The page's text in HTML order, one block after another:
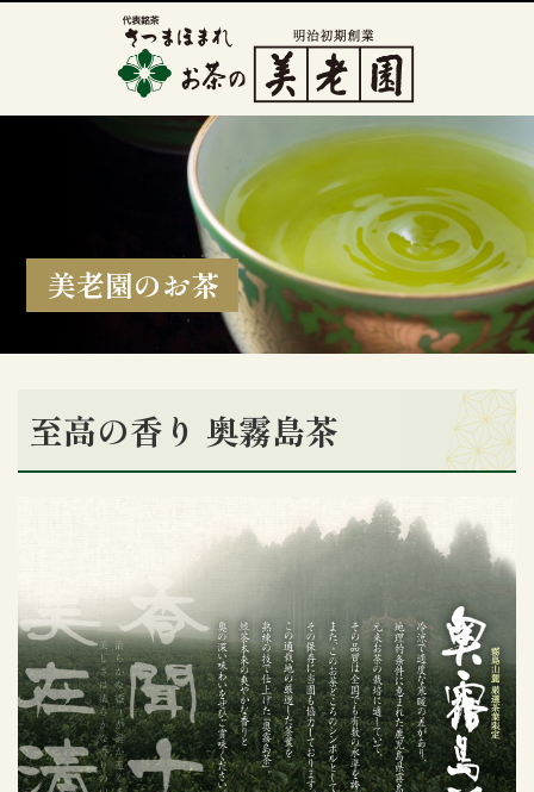
美老園のお茶
至高の香り 奥霧島茶